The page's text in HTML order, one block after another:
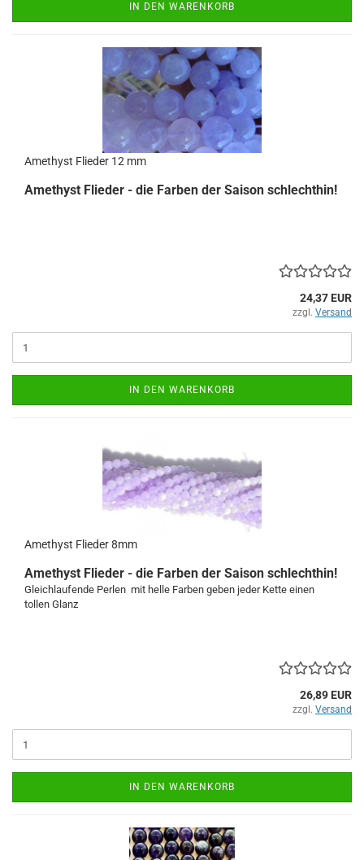
IN DEN WARENKORB
Amethyst Flieder 12 mm
Amethyst Flieder - die Farben der Saison schlechthin!
24,37 EUR
zzgl. Versand
IN DEN WARENKORB
Amethyst Flieder 8mm
Amethyst Flieder - die Farben der Saison schlechthin!
Gleichlaufende Perlen mit helle Farben geben jeder Kette einen
tollen Glanz
26,89 EUR
zzgl. Versand
IN DEN WARENKORB